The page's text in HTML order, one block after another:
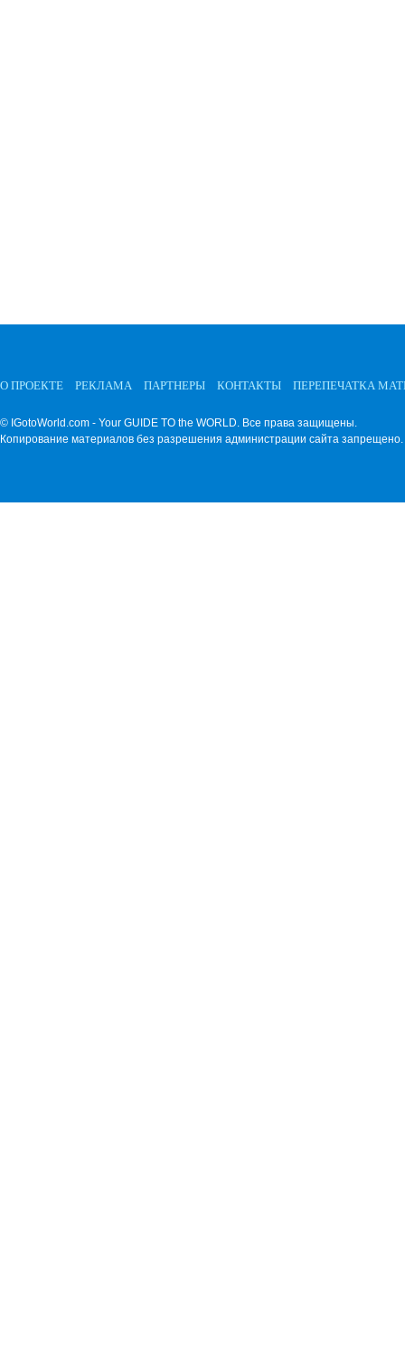
О ПРОЕКТЕ РЕКЛАМА ПАРТНЕРЫ КОНТАКТЫ ПЕРЕПЕЧАТКА
© IGotoWorld.com - Your GUIDE TO the WORLD. Все права защищены.
Копирование материалов без разрешения администрации сайта запрещено.